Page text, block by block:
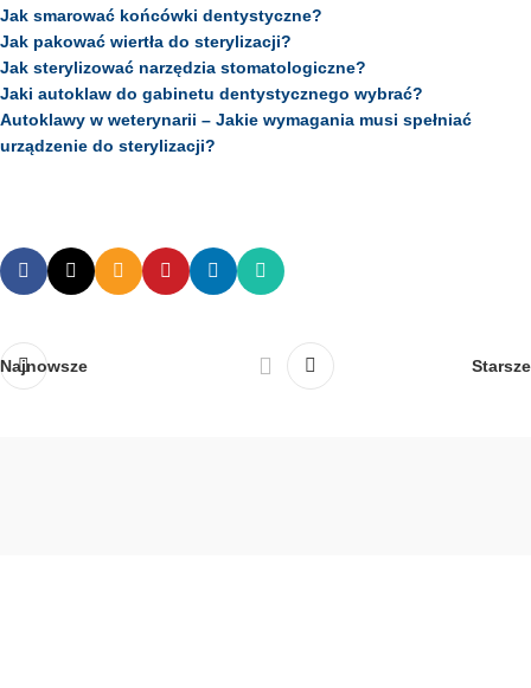
Jak smarować końcówki dentystyczne?
Jak pakować wiertła do sterylizacji?
Jak sterylizować narzędzia stomatologiczne?
Jaki autoklaw do gabinetu dentystycznego wybrać?
Autoklawy w weterynarii – Jakie wymagania musi spełniać
urządzenie do sterylizacji?
Najnowsze Starsze